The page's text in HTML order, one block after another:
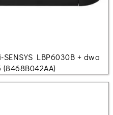
LBP6030B + dwa
(8468B042AA)